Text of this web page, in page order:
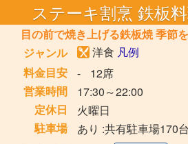
ステーキ割烹 鉄板
目の前で焼き上げる鉄板焼 季節
ジャンル
洋食 凡例
料金目安
-
12席
営業時間
17:30～22:00
定休日
火曜日
駐車場
あり :共有駐車場170